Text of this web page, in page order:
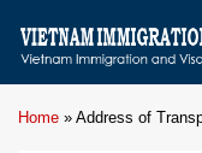
Home » Address of